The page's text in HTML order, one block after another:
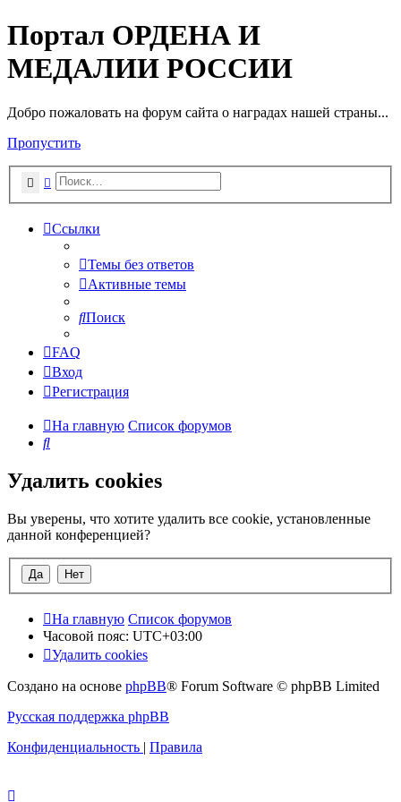
Портал ОРДЕНА И
МЕДАЛИИ РОССИИ
Добро пожаловать на форум сайта о наградах нашей страны...
Пропустить
ПоискРасширенный поиск
Ссылки
Темы без ответов
Активные темы
Поиск
FAQ
Вход
Регистрация
На главную Список форумов
Поиск
Удалить cookies
Вы уверены, что хотите удалить все cookie, установленные
данной конференцией?
На главную Список форумов
Часовой пояс: UTC+03:00
Удалить cookies
Создано на основе phpBB® Forum Software © phpBB Limited
Русская поддержка phpBB
Конфиденциальность | Правила